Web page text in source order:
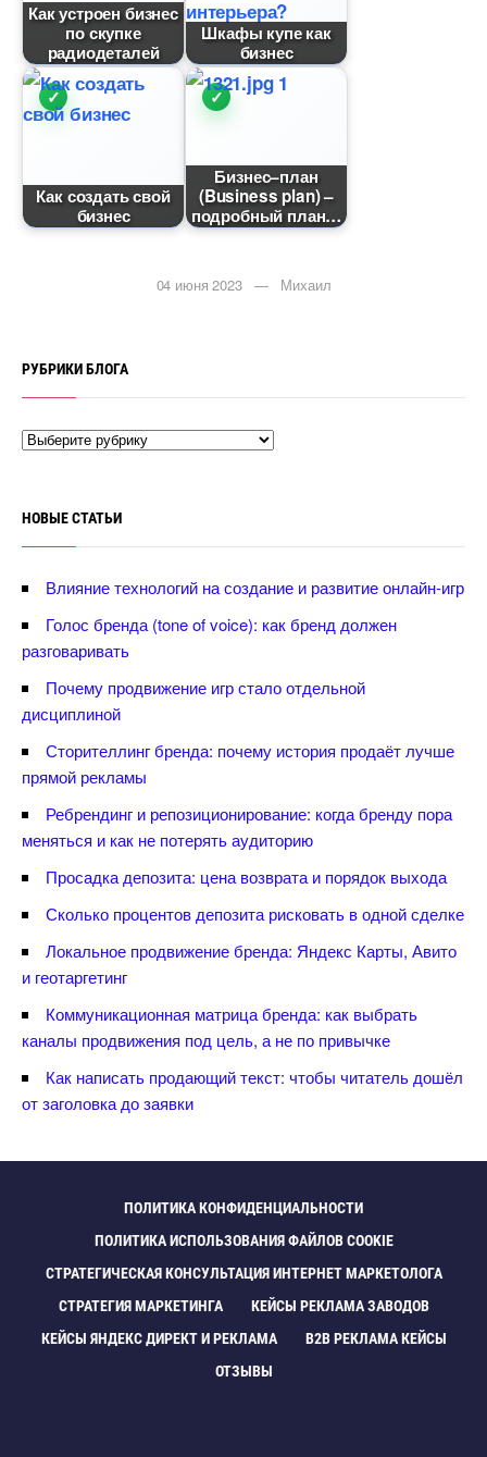
Как устроен бизнес
по скупке
радиодеталей
Шкафы купе как
изнес
Как создать свой
изнес
Бизнес–план
(Business plan) –
подробный план
04 июня 2023 — Михаил
РУБРИКИ БЛОГА
НОВЫЕ СТАТЬИ
лияние технологий на создание и развитие онлайн-игр
Голос бренда (tone of voice): как бренд должен
разговаривать
Почему продвижение игр стало отдельной
дисциплиной
Сторителлинг бренда: почему история продаёт лучше
прямой рекламы
Ребрендинг и репозиционирование: когда бренду пора
меняться и как не потерять аудиторию
Просадка депозита: цена возврата и порядок выхода
Сколько процентов депозита рисковать в одной сделке
Локальное продвижение бренда: Яндекс Карты, Авито
и геотаргетин
Коммуникационная матрица бренда: как выбрать
каналы продвижения под цель, а не по привычке
Как написать продающий текст: чтобы читатель дошёл
от заголовка до заявки
ПОЛИТИКА КОНФИДЕНЦИАЛЬНОСТИ
ПОЛИТИКА ИСПОЛЬЗОВАНИЯ ФАЙЛОВ COOKIE
СТРАТЕГИЧЕСКАЯ КОНСУЛЬТАЦИЯ ИНТЕРНЕТ МАРКЕТОЛОГА
СТРАТЕГИЯ МАРКЕТИНГА
КЕЙСЫ РЕКЛАМА ЗАВОДО
КЕЙСЫ ЯНДЕКС ДИРЕКТ И РЕКЛАМА
B2B РЕКЛАМА КЕЙСЫ
ОТЗЫВЫ